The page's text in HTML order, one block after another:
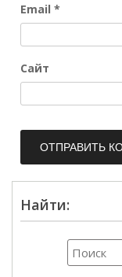
Email *
Сайт
Найти: